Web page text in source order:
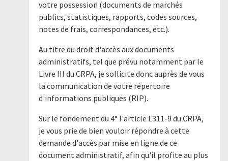
votre possession (documents de marchés
publics, statistiques, rapports, codes sources,
notes de frais, correspondances, etc.).
Au titre du droit d'accès aux documents
administratifs, tel que prévu notamment par le
Livre III du CRPA, je sollicite donc auprès de vous
la communication de votre répertoire
d'informations publiques (RIP).
Sur le fondement du 4° l'article L311-9 du CRPA,
je vous prie de bien vouloir répondre à cette
demande d'accès par mise en ligne de ce
document administratif, afin qu'il profite au plus